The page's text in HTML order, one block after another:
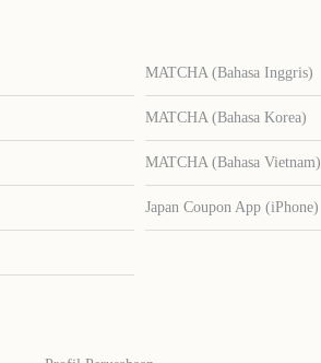
MATCHA (Bahasa Inggris)
MATCHA (Bahasa Korea)
MATCHA (Bahasa Vietnam)
Japan Coupon App (iPhone)